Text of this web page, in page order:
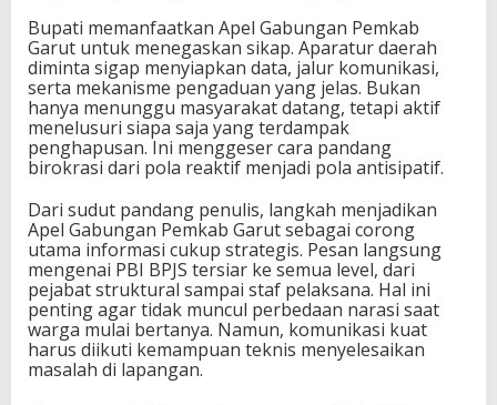
Bupati memanfaatkan Apel Gabungan Pemkab
Garut untuk menegaskan sikap. Aparatur daerah
diminta sigap menyiapkan data, jalur komunikasi,
serta mekanisme pengaduan yang jelas. Bukan
hanya menunggu masyarakat datang, tetapi aktif
menelusuri siapa saja yang terdampak
penghapusan. Ini menggeser cara pandang
birokrasi dari pola reaktif menjadi pola antisipatif.
Dari sudut pandang penulis, langkah menjadikan
Apel Gabungan Pemkab Garut sebagai corong
utama informasi cukup strategis. Pesan langsung
mengenai PBI BPJS tersiar ke semua level, dari
pejabat struktural sampai staf pelaksana. Hal ini
penting agar tidak muncul perbedaan narasi saat
warga mulai bertanya. Namun, komunikasi kuat
harus diikuti kemampuan teknis menyelesaikan
masalah di lapangan.